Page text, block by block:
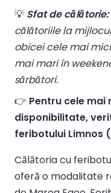
💡 Sfat de călătorie:
călătoriile la
obicei cele mai
mai mari în
sărbători.
👉 Pentru cele mai
disponibilitate,
feribotului Limnos
Călătoria cu
oferă o modalitate